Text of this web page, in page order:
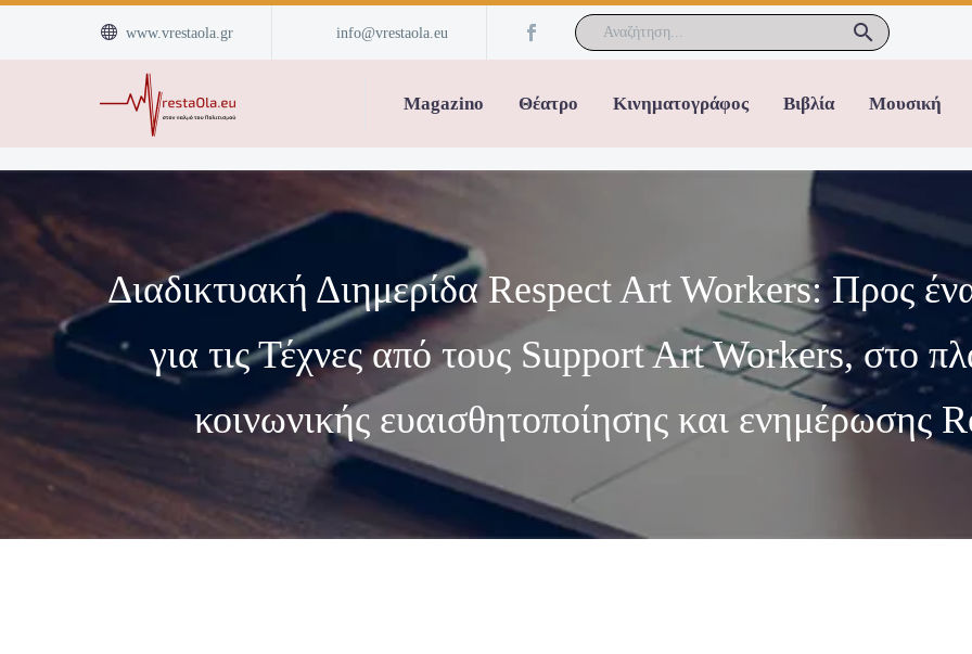

 www.vrestaola.gr info@vrestaola.eu
Magazino Θέατρο Κινηματογράφος Βιβλία Μουσική
Διαδικτυακή Διημερίδα Respect Art Workers: Προς
για τις Τέχνες από τους Support Art Workers, στο
κοινωνικής ευαισθητοποίησης και ενημέρωσης